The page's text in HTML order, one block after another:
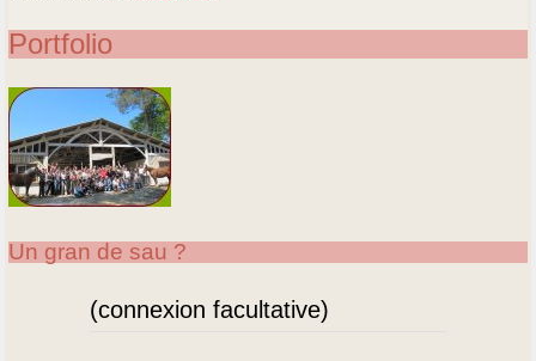
Portfolio
Un gran de sau ?
(connexion facultative)